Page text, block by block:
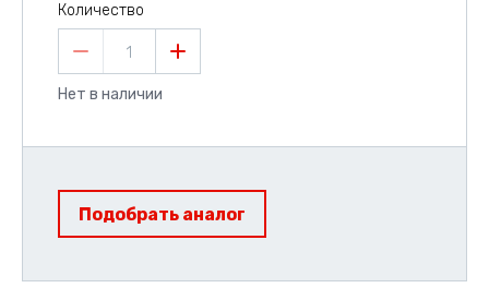
Количество
1
Нет в наличии
Подобрать аналог